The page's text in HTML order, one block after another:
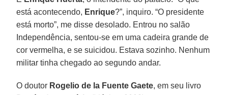
está acontecendo, Enrique?”, inquiro. “O presidente
está morto”, me disse desolado. Entrou no salão
Independência, sentou-se em uma cadeira grande de
cor vermelha, e se suicidou. Estava sozinho. Nenhum
militar tinha chegado ao segundo andar.
O doutor Rogelio de la Fuente Gaete, em seu livro